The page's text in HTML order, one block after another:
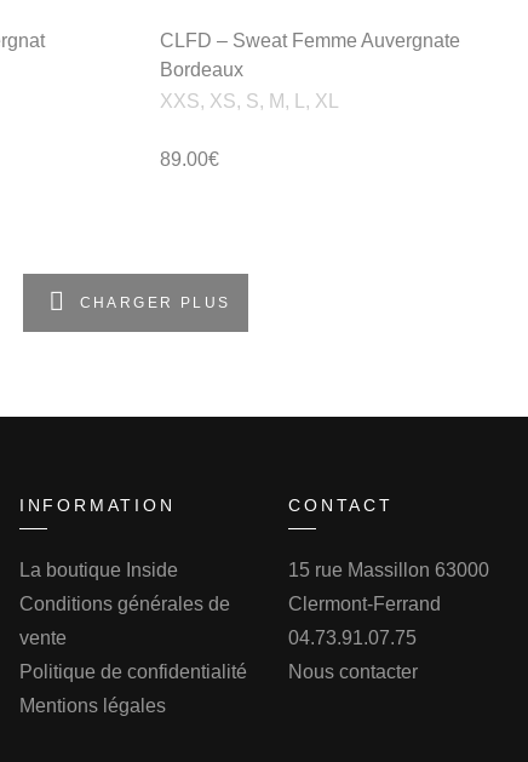
CLFD – Sweat Femme Auvergnate
Bordeaux
XXS, XS, S, M, L, XL
89.00€
CHARGER PLUS
INFORMATION
La boutique Inside
Conditions générales de
vente
Politique de confidentialité
Mentions légales
CONTACT
15 rue Massillon 63000
Clermont-Ferrand
04.73.91.07.75
Nous contacter